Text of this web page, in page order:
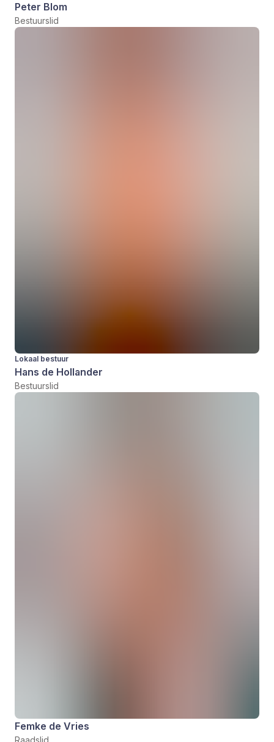
Peter Blom
Bestuurslid
Lokaal bestuur
Hans de Hollander
Bestuurslid
Femke de Vries